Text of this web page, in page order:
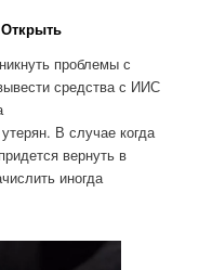
проблемы с
средства с ИИС
В случае когда
вернуть в
иногда